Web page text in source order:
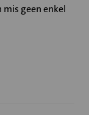
geen enkel